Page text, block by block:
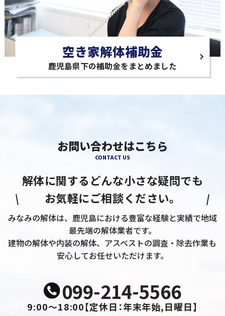
空き家解体補助金
鹿児島県下の補助金をまとめました
お問い合わせはこちら
CONTACT US
解体に関するどんな小さな疑問でも
お気軽にご相談ください。
みなみの解体は、鹿児島における豊富な経験と実績で地域
最先端の解体業者です。
建物の解体や内装の解体、アスベストの調査・除去作業も
安心してお任せいただけます。
099-214-5566
9:00～18:00【定休日：年末年始,日曜日】